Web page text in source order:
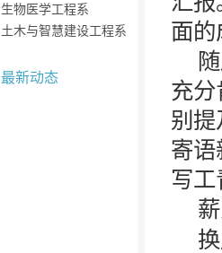
生物医学工程系
土木与智慧建设工程系
最新动态
面的
充分
别提
寄语
写